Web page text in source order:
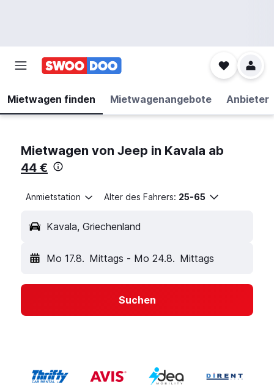
Mietwagen finden Mietwagenangebote Anbieter
Mietwagen von Jeep in Kavala ab
44 €
Anmietstation Alter des Fahrers: 25-65
Kavala, Griechenland
Mo 17.8. Mittags - Mo 24.8. Mittags
Suchen